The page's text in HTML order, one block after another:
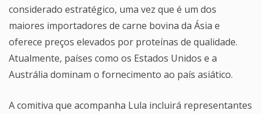
considerado estratégico, uma vez que é um dos
maiores importadores de carne bovina da Ásia e
oferece preços elevados por proteínas de qualidade.
Atualmente, países como os Estados Unidos e a
Austrália dominam o fornecimento ao país asiático.
A comitiva que acompanha Lula incluirá representantes